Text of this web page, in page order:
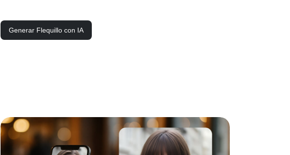
Generar Flequillo con IA